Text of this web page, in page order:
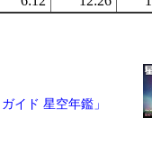
イド 星空年鑑」